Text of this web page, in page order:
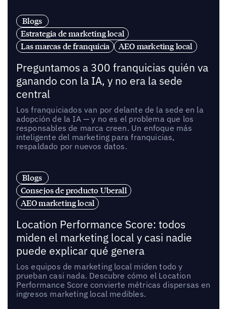
Blogs
Estrategia de marketing local
Las marcas de franquicia
AEO marketing local
Preguntamos a 300 franquicias quién va
ganando con la IA, y no era la sede
central
Los franquiciados van por delante de la sede en la
adopción de la IA — y no es el problema que los
responsables de marca creen. Un enfoque más
inteligente del marketing para franquicias,
respaldado por nuevos datos.
Blogs
Consejos de producto Uberall
AEO marketing local
Location Performance Score: todos
miden el marketing local y casi nadie
puede explicar qué genera
Los equipos de marketing local miden todo y
prueban casi nada. Descubre cómo el Location
Performance Score convierte métricas dispersas en
ingresos marketing local medibles.